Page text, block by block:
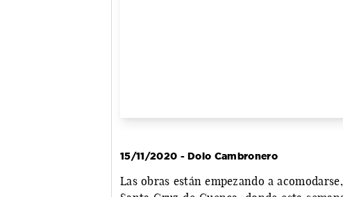
15/11/2020 - Dolo Cambronero
Las obras están empezando a